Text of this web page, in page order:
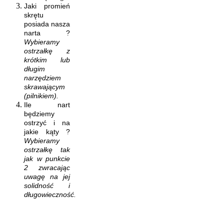
Jaki promień
skrętu
posiada nasza
narta ?
Wybieramy
ostrzałkę z
krótkim lub
długim
narzędziem
skrawającym
(pilnikiem).
Ile nart
będziemy
ostrzyć i na
jakie kąty ?
Wybieramy
ostrzałkę tak
jak w punkcie
2 zwracając
uwagę na jej
solidność i
długowieczność.